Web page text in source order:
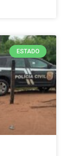
ESTADO